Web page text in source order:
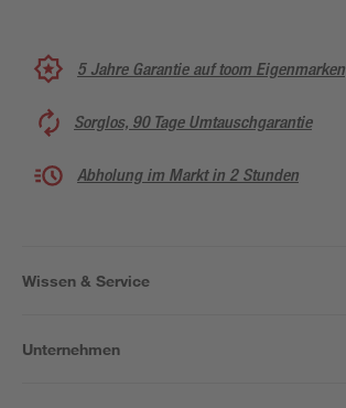
5 Jahre Garantie auf toom Eigenmarken
Sorglos, 90 Tage Umtauschgarantie
Abholung im Markt in 2 Stunden
Wissen & Service
Unternehmen